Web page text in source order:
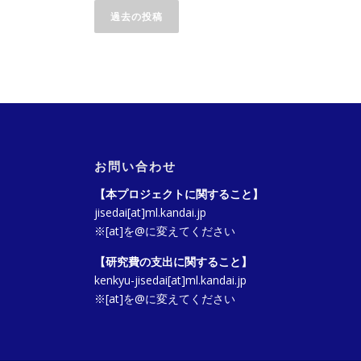
稿
シ
ョ
ン
過去の投稿
お問い合わせ
【本プロジェクトに関すること】
jisedai[at]ml.kandai.jp
※[at]を@に変えてください
【研究費の支出に関すること】
kenkyu-jisedai[at]ml.kandai.jp
※[at]を@に変えてください